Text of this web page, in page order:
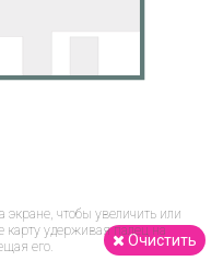
Очистить
экране, чтобы увеличить или
удерживая палец на
его.